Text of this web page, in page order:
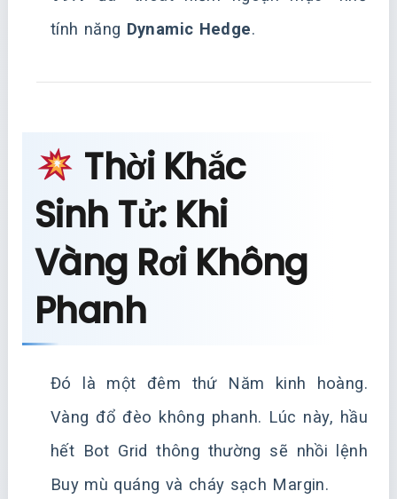
tính năng Dynamic Hedge.
Thời Khắc
Sinh Tử: Khi
Vàng Rơi Không
Phanh
Đó là một đêm thứ Năm kinh hoàng.
Vàng đổ đèo không phanh. Lúc này, hầu
hết Bot Grid thông thường sẽ nhồi lệnh
Buy mù quáng và cháy sạch Margin.